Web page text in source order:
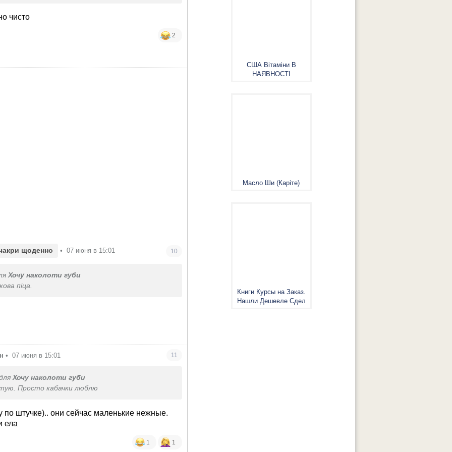
чисто
2
щоденно • 07 июня в 15:01 10
Хочу наколоти губи
піца.
• 07 июня в 15:01 11
Хочу наколоти губи
Просто кабачки люблю
по штучке).. они сейчас маленькие нежные.
ела
1 1
США Вітаміни В
НАЯВНОСТІ
Масло Ши (Каріте)
Книги Курсы на Заказ.
Нашли Дешевле Сдел